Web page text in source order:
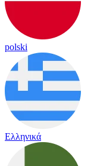
polski
Ελληνικά